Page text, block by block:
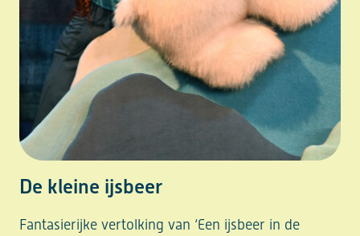
De kleine ijsbeer
Fantasierijke vertolking van ‘Een ijsbeer in de